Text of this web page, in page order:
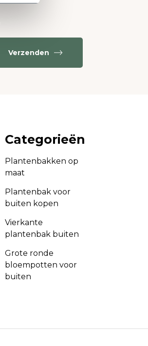
Verzenden
Categorieën
Plantenbakken op
maat
Plantenbak voor
buiten kopen
Vierkante
plantenbak buiten
Grote ronde
bloempotten voor
buiten